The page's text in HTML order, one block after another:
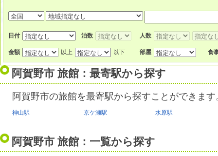
日付 泊数 人数
金額 以上 以下 部屋 食
阿賀野市 旅館：最寄駅から探す
阿賀野市の旅館を最寄駅から探すことができます
神山駅 京ケ瀬駅 水原駅
阿賀野市 旅館：一覧から探す